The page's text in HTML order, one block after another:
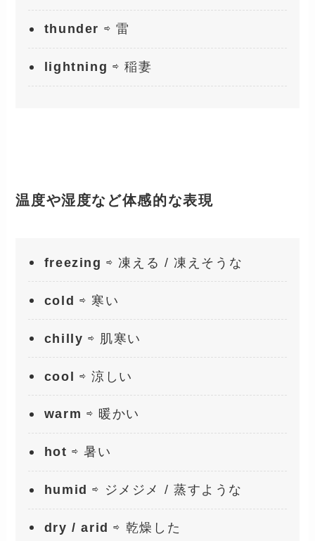
thunder ⇨ 雷
lightning ⇨ 稲妻
温度や湿度など体感的な表現
freezing ⇨ 凍える / 凍えそうな
cold ⇨ 寒い
chilly ⇨ 肌寒い
cool ⇨ 涼しい
warm ⇨ 暖かい
hot ⇨ 暑い
humid ⇨ ジメジメ / 蒸すような
dry / arid ⇨ 乾燥した